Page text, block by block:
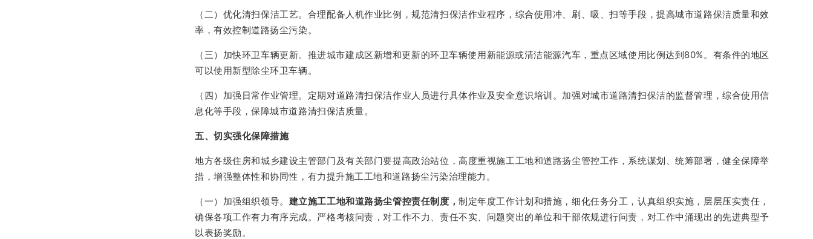
（二）优化清扫保洁工艺。合理配备人机作业比例，规范清扫保洁作业程序，综合使用冲、刷、吸、扫等手段，提高城市道路保洁质量和效
率，有效控制道路扬尘污染。
（三）加快环卫车辆更新。推进城市建成区新增和更新的环卫车辆使用新能源或清洁能源汽车，重点区域使用比例达到80%。有条件的地区
可以使用新型除尘环卫车辆。
（四）加强日常作业管理。定期对道路清扫保洁作业人员进行具体作业及安全意识培训。加强对城市道路清扫保洁的监督管理，综合使用信
息化等手段，保障城市道路清扫保洁质量。
五、切实强化保障措施
地方各级住房和城乡建设主管部门及有关部门要提高政治站位，高度重视施工工地和道路扬尘管控工作，系统谋划、统筹部署，健全保障举
措，增强整体性和协同性，有力提升施工工地和道路扬尘污染治理能力。
（一）加强组织领导。 建立施工工地和道路扬尘管控责任制度，制定年度工作计划和措施，细化任务分工，认真组织实施，层层压实责任，
确保各项工作有力有序完成。严格考核问责，对工作不力、责任不实、问题突出的单位和干部依规进行问责，对工作中涌现出的先进典型予
以表扬奖励。